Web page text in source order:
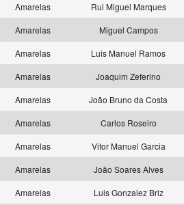
Amarelas Rui Miguel Marques
Amarelas Miguel Campos
Amarelas Luis Manuel Ramos
Amarelas Joaquim Zeferino
Amarelas João Bruno da Costa
Amarelas Carlos Roseiro
Amarelas Vitor Manuel Garcia
Amarelas João Soares Alves
Amarelas Luis Gonzalez Briz